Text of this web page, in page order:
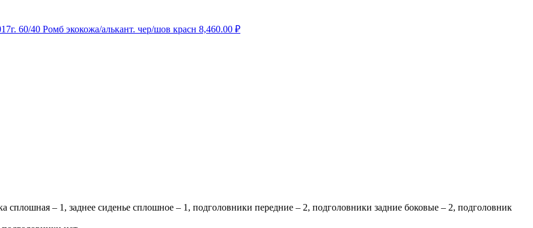
60/40 Ромб экокожа/алькант. чер/шов красн 8,460.00 ₽
сплошная – 1, заднее сиденье сплошное – 1, подголовники передние – 2, подголовники задние боковые – 2, подголовник